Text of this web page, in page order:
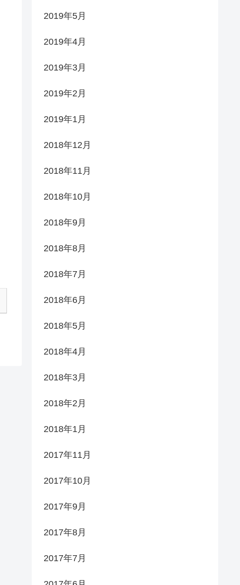
2019年5月
2019年4月
2019年3月
2019年2月
2019年1月
2018年12月
2018年11月
2018年10月
2018年9月
2018年8月
2018年7月
2018年6月
2018年5月
2018年4月
2018年3月
2018年2月
2018年1月
2017年11月
2017年10月
2017年9月
2017年8月
2017年7月